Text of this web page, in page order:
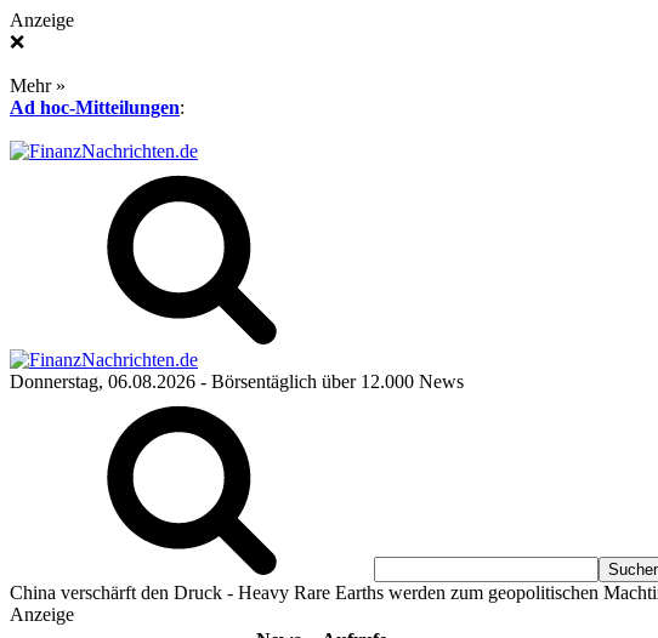
Anzeige
❌
Mehr »
Ad hoc-Mitteilungen:
Donnerstag, 06.08.2026 - Börsentäglich über 12.000 News
China verschärft den Druck - Heavy Rare Earths werden zum geopolitischen
Anzeige